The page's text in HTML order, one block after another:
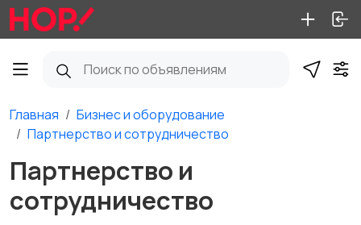
Главная
Бизнес и оборудование
Партнерство и сотрудничество
Партнерство и
сотрудничество